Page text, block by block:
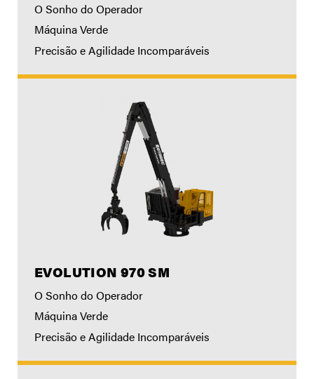
O Sonho do Operador
Máquina Verde
Precisão e Agilidade Incomparáveis
EVOLUTION 970 SM
O Sonho do Operador
Máquina Verde
Precisão e Agilidade Incomparáveis